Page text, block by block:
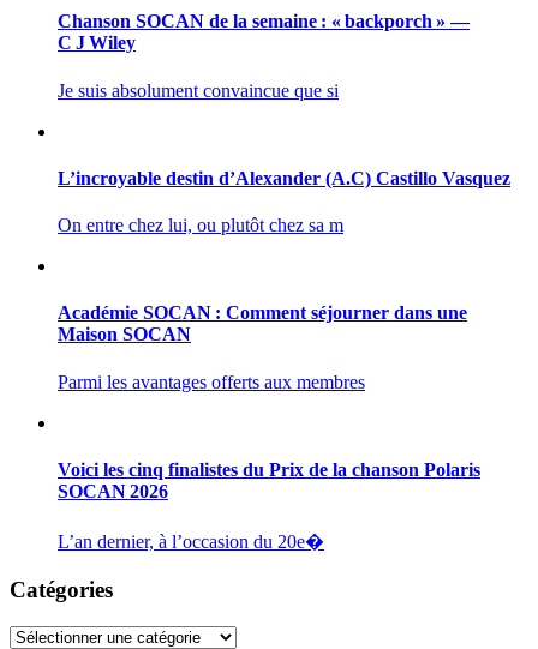
Chanson SOCAN de la semaine : « backporch » —
C J Wiley
Je suis absolument convaincue que si
L’incroyable destin d’Alexander (A.C) Castillo Vasquez
On entre chez lui, ou plutôt chez sa m
Académie SOCAN : Comment séjourner dans une
Maison SOCAN
Parmi les avantages offerts aux membres
Voici les cinq finalistes du Prix de la chanson Polaris
SOCAN 2026
L’an dernier, à l’occasion du 20e�
Catégories
Catégories